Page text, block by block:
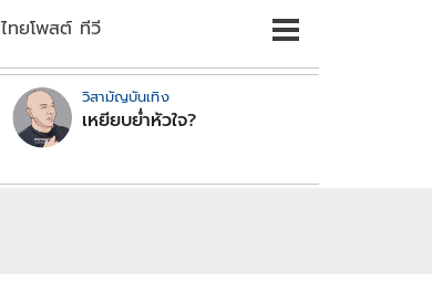
ไทยโพสต์ ทีวี
วิสามัญบันเทิง
เหยียบย่ำหัวใจ?